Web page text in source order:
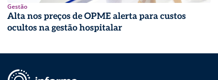
Gestão
Alta nos preços de OPME alerta para custos
ocultos na gestão hospitalar